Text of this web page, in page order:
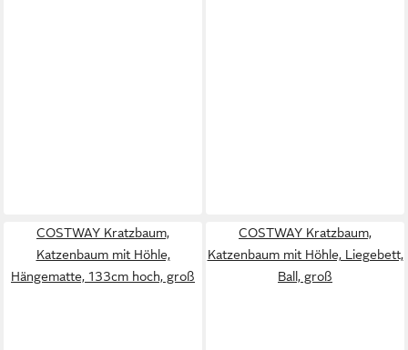
COSTWAY Kratzbaum,
Katzenbaum mit Höhle,
Hängematte, 133cm hoch, groß
COSTWAY Kratzbaum,
Katzenbaum mit Höhle, Liegebett,
Ball, groß